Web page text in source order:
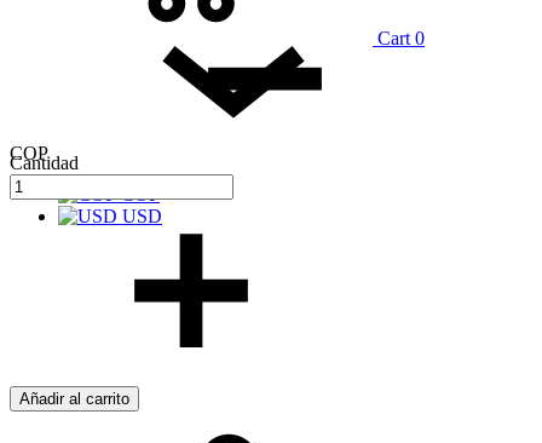
COP
COP
USD
Cart 0
Cantidad
Añadir al carrito